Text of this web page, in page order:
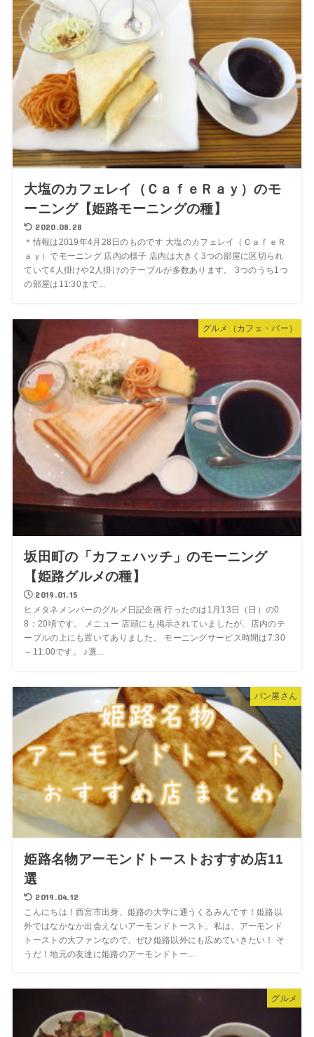
大塩のカフェレイ（ＣａｆｅＲａｙ）のモ
ーニング【姫路モーニングの種】
2020.08.28
＊情報は2019年4月28日のものです 大塩のカフェレイ（ＣａｆｅＲ
ａｙ）でモーニング 店内の様子 店内は大きく3つの部屋に区切られ
ていて4人掛けや2人掛けのテーブルが多数あります。 3つのうち1つ
の部屋は11:30まで...
グルメ（カフェ・バー）
坂田町の「カフェハッチ」のモーニング
【姫路グルメの種】
2019.01.15
ヒメタネメンバーのグルメ日記企画 行ったのは1月13日（日）の0
8：20頃です。 メニュー 店頭にも掲示されていましたが、店内のテ
ーブルの上にも置いてありました。 モーニングサービス時間は7:30
～11:00です。 ♪選...
パン屋さん
姫路名物アーモンドトーストおすすめ店11
選
2019.04.12
こんにちは！西宮市出身、姫路の大学に通うくるみんです！姫路以
外ではなかなか出会えないアーモンドトースト。私は、アーモンド
トーストの大ファンなので、ぜひ姫路以外にも広めていきたい！ そ
うだ！地元の友達に姫路のアーモンドトー...
グルメ